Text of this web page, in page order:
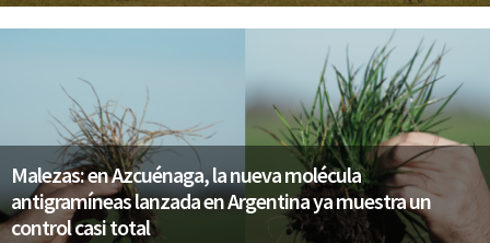
Malezas: en Azcuénaga, la nueva molécula
antigramíneas lanzada en Argentina ya muestra un
control casi total